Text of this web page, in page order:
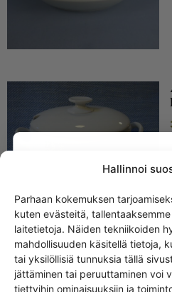
Hallinnoi
Parhaan kokemuksen
kuten evästeitä,
laitetietoja. Näiden tekniikoiden
mahdollisuuden käsitellä tietoja,
tai yksilöllisiä tunnuksia tällä
jättäminen tai peruuttaminen voi
tiettyihin ominaisuuksiin ja
Get
Yes! I want